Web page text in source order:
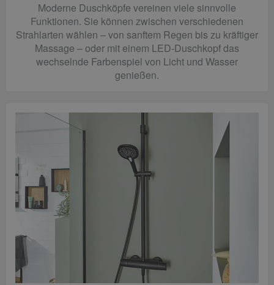
Moderne Duschköpfe vereinen viele sinnvolle
Funktionen. Sie können zwischen verschiedenen
Strahlarten wählen – von sanftem Regen bis zu kräftiger
Massage – oder mit einem LED-Duschkopf das
wechselnde Farbenspiel von Licht und Wasser
genießen.